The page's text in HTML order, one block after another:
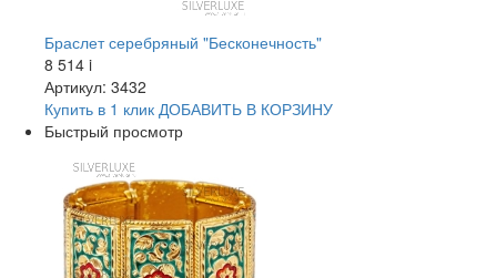
Браслет серебряный "Бесконечность"
8 514 i
Артикул: 3432
Купить в 1 клик ДОБАВИТЬ В КОРЗИНУ
Быстрый просмотр